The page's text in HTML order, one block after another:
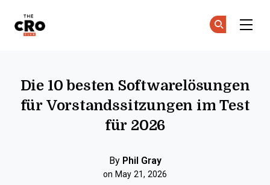
Die 10 besten Softwarelösungen
für Vorstandssitzungen im Test
für 2026
By Phil Gray
on May 21, 2026